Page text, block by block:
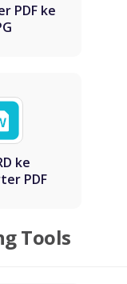
PDF ke
ke
PDF
Tools